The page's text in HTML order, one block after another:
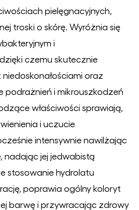
pielęgnacyjnych,
troski o skórę. Wyróżnia się
i
czemu skutecznie
oraz
podrażnień i mikrouszkodzeń
właściwości sprawiają,
i uczucie
intensywnie nawilżając
nadając jej jedwabistą
stosowanie hydrolatu
poprawia ogólny koloryt
barwę i przywracając zdrowy